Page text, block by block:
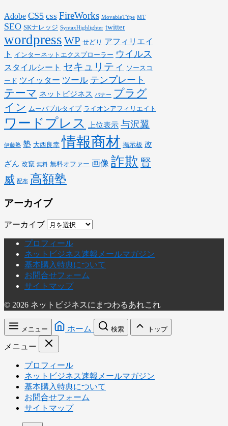
Adobe CS5 css FireWorks MovableTYpe MT
SEO SKナレッジ SyntaxHighlighter twitter
wordpress WP せどり アフィリエイ
ト
インターネットエクスプローラー ウイルス
スタイルシート セキュリティ
ソースコ
ード ツイッター ツール テンプレート
テーマ ネットビジネス バナー プラグ
イン ムーバブルタイプ ライオンアフィリエイト
ワードプレス 上位表示 与沢翼
伊藤塾 塾 大西良幸 情報商材 掲示板 改
ざん 改竄 無料 無料オファー 画像 詐欺 賢
威 配布 高額塾
アーカイブ
アーカイブ
プロフィール
ネットビジネス速報メールマガジン
基本購入特典について
お問合せフォーム
サイトマップ
© 2026 ネットビジネスにまつわるあれこれ
メニュー ホーム 検索 トップ
メニュー
プロフィール
ネットビジネス速報メールマガジン
基本購入特典について
お問合せフォーム
サイトマップ